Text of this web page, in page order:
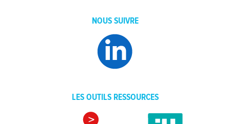
NOUS SUIVRE
LES OUTILS RESSOURCES